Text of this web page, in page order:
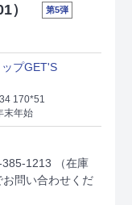
） 第5弾
プGET'S
170*51
末年始
1213 （在庫
問い合わせくだ